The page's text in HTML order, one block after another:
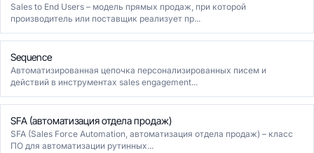
Sales to End Users – модель прямых продаж, при которой
производитель или поставщик реализует пр...
Sequence
Автоматизированная цепочка персонализированных писем и
действий в инструментах sales engagement...
SFA (автоматизация отдела продаж)
SFA (Sales Force Automation, автоматизация отдела продаж) – класс
ПО для автоматизации рутинных...